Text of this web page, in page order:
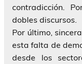
contradicción.
dobles discursos.
Por último,
esta falta de
desde los